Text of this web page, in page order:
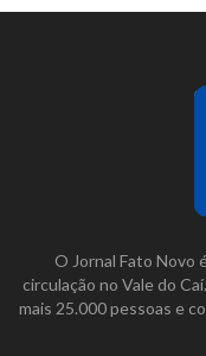
O Jornal Fato Novo
circulação no Vale do
mais 25.000 pessoas e